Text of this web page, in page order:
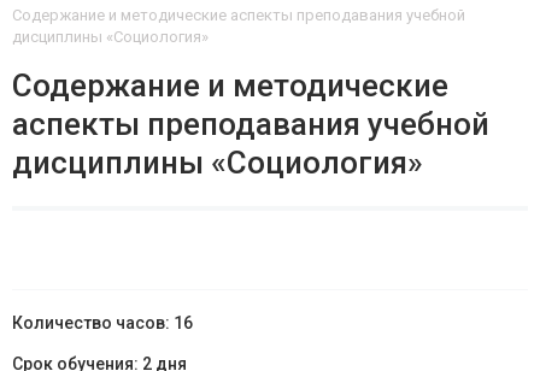
Содержание и методические аспекты преподавания учебной
дисциплины «Социология»
Содержание и методические
аспекты преподавания учебной
дисциплины «Социология»
16
2 дня